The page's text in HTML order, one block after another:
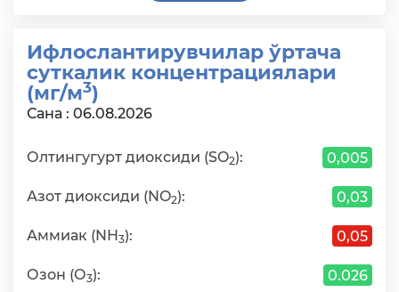
Ифлослантирувчилар ўртача
суткалик концентрациялари
(мг/м3)
Сана : 06.08.2026
Олтингугурт диоксиди (SO2): 0,005
Азот диоксиди (NO2): 0,03
Аммиак (NH3): 0,05
Озон (О3): 0.026